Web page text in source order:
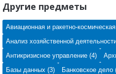
Другие предметы
Авиационная и ракетно-
Анализ хозяйственной
Антикризисное управление (4)
Базы данных (3)
Банковское дело